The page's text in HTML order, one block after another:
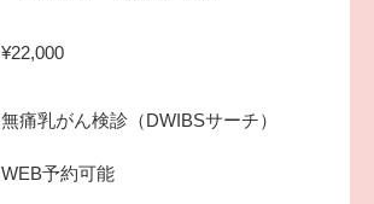
¥22,000
無痛乳がん検診（DWIBSサーチ）
WEB予約可能